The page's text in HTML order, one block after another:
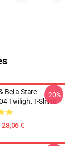
Bella Stare
Twilight T-Shirts
28,06 €
-20%